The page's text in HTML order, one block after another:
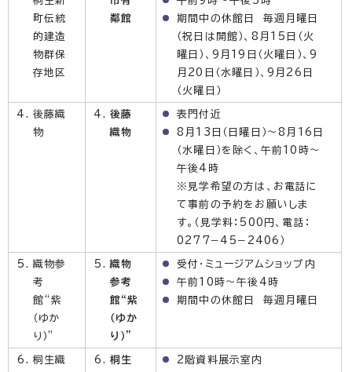
町伝統
的建造
物群保
存地区
鄰館
期間中の休館日 毎週月曜日
（祝日は開館）、8月15日（火
曜日）、9月19日（火曜日）、9
月20日（水曜日）、9月26日
（火曜日）
後藤織
物
後藤
織物
表門付近
8月13日（日曜日）～8月16日
（水曜日）を除く、午前10時～
午後4時
※見学希望の方は、お電話に
て事前の予約をお願いしま
す。（見学料：500円、電話：
0277−45−2406）
織物参
考
館“紫
（ゆか
り）”
織物
参考
館“紫
（ゆか
り）”
受付・ミュージアムショップ内
午前10時～午後4時
期間中の休館日 毎週月曜日
桐生織
桐生
2階資料展示室内